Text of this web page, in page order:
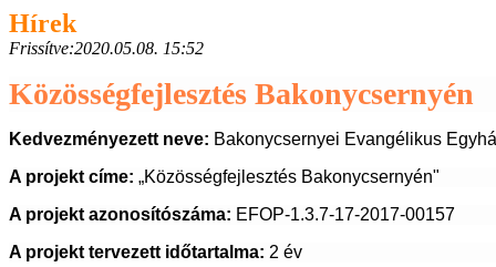
Hírek
Frissítve:2020.05.08. 15:52
Közösségfejlesztés Bakonycsernyén
Kedvezményezett neve: Bakonycsernyei Evangélikus
A projekt címe: „Közösségfejlesztés Bakonycsernyén"
A projekt azonosítószáma: EFOP-1.3.7-17-2017-00157
A projekt tervezett időtartalma: 2 év